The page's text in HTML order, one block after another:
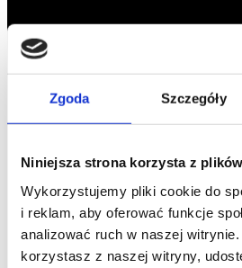
Zgoda Szczegóły
Niniejsza strona korzysta z
Wykorzystujemy pliki cookie do
i reklam, aby oferować funkcje
analizować ruch w naszej
korzystasz z naszej witryny,
Profil facebook
Profil instagram
Szpilka
Profil tiktok
Profil youtube
Szpilka